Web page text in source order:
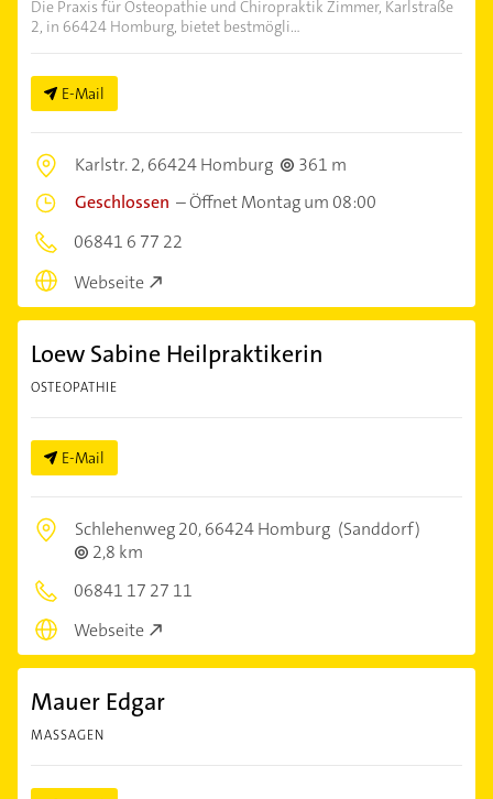
Die Praxis für Osteopathie und Chiropraktik Zimmer, Karlstraße
2, in 66424 Homburg, bietet bestmögli...
E-Mail
Karlstr. 2,66424 Homburg
361 m
Geschlossen –Öffnet Montag um 08:00
06841 6 77 22
Webseite
Loew Sabine Heilpraktikerin
OSTEOPATHIE
E-Mail
Schlehenweg 20,66424 Homburg (Sanddorf)
2,8 km
06841 17 27 11
Webseite
Mauer Edgar
MASSAGEN